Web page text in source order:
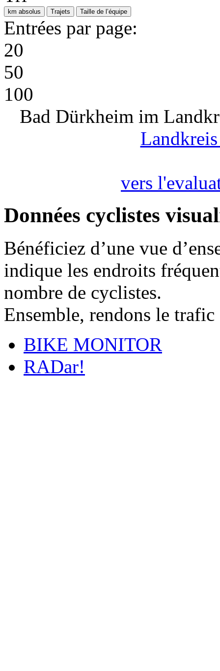
km absolus Trajets Taille de l’équipe
Entrées par page:
20
50
100
Bad Dürkheim im
vers
Données cyclistes
Bénéficiez d’une vue
indique les endroits
nombre de cyclistes.
Ensemble, rendons le
BIKE MONITOR
RADar!